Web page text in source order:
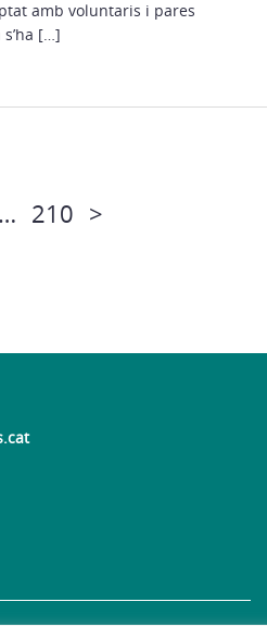
amb voluntaris i pares
[…]
… 210 >